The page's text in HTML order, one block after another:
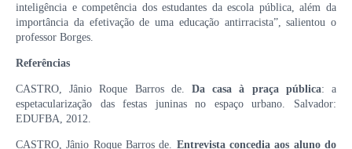
inteligência e competência dos estudantes da escola pública, além da
importância da efetivação de uma educação antirracista”, salientou o
professor Borges.
Referências
CASTRO, Jânio Roque Barros de. Da casa à praça pública: a
espetacularização das festas juninas no espaço urbano. Salvador:
EDUFBA, 2012.
CASTRO, Jânio Roque Barros de. Entrevista concedia aos aluno do